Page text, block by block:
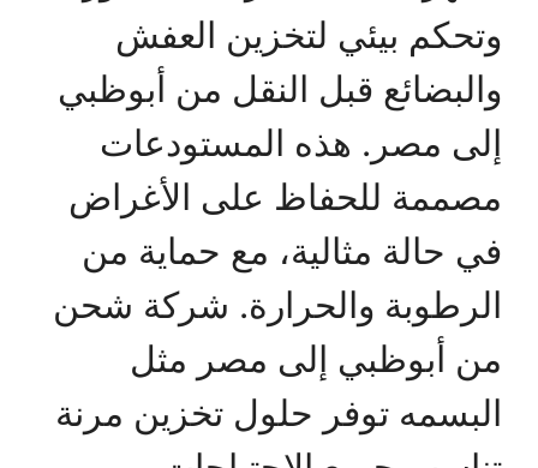
وتحكم بيئي لتخزين العفش
والبضائع قبل النقل من أبوظبي
إلى مصر. هذه المستودعات
مصممة للحفاظ على الأغراض
في حالة مثالية، مع حماية من
الرطوبة والحرارة. شركة شحن
من أبوظبي إلى مصر مثل
البسمه توفر حلول تخزين مرنة